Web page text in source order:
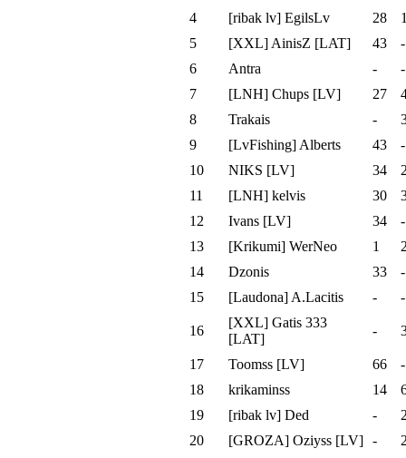
4
[ribak lv] EgilsLv 28
5
[XXL] AinisZ [LAT] 43
-
6
Antra -
-
7
[LNH] Chups [LV] 27
8
Trakais -
9
[LvFishing] Alberts 43
-
10
NIKS [LV] 34
11
[LNH] kelvis 30
12
Ivans [LV] 34
-
13
[Krikumi] WerNeo 1
14
Dzonis 33
-
15
[Laudona] A.Lacitis - -
16
[XXL] Gatis 333
[LAT]
-
17 Toomss [LV] 66
-
18
krikaminss 14
19
[ribak lv] Ded -
20
[GROZA] Oziyss [LV] -